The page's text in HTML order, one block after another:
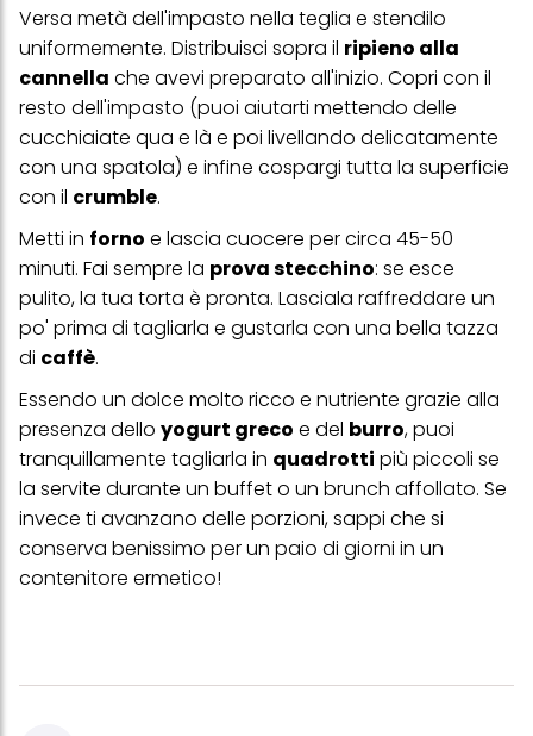
Versa metà dell'impasto nella teglia e stendilo
uniformemente. Distribuisci sopra il ripieno alla
cannella che avevi preparato all'inizio. Copri con il
resto dell'impasto (puoi aiutarti mettendo delle
cucchiaiate qua e là e poi livellando delicatamente
con una spatola) e infine cospargi tutta la superficie
con il crumble.
Metti in forno e lascia cuocere per circa 45-50
minuti. Fai sempre la prova stecchino: se esce
pulito, la tua torta è pronta. Lasciala raffreddare un
po' prima di tagliarla e gustarla con una bella tazza
di caffè.
Essendo un dolce molto ricco e nutriente grazie alla
presenza dello yogurt greco e del burro, puoi
tranquillamente tagliarla in quadrotti più piccoli se
la servite durante un buffet o un brunch affollato. Se
invece ti avanzano delle porzioni, sappi che si
conserva benissimo per un paio di giorni in un
contenitore ermetico!
Se fai clic su "Modifica" potrai trovare maggiori informazioni sul
trattamento dei tuoi dati / sull'uso dei cookie e consentirli per uno o
più degli scopi sopra menzionati. Cliccando su "Accetta tutto",
acconsenti all'uso dei cookie e al trattamento dei tuoi dati
personali per tutte le finalità sopra indicate. Se fai clic su "Rifiuta",
verranno utilizzati solo i cookie tecnicamente necessari per fornirti
questo sito web.